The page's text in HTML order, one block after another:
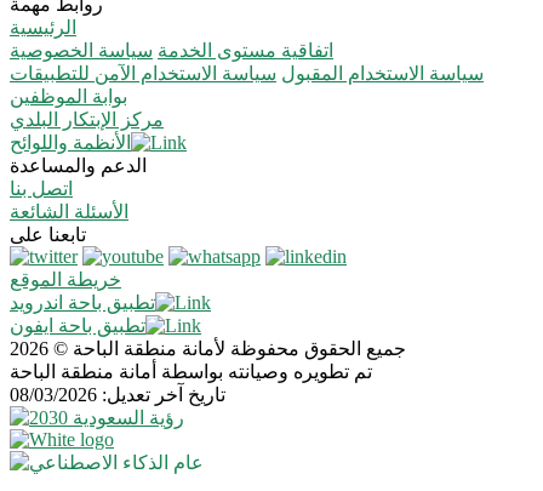
روابط مهمة
الرئيسية
سياسة الخصوصية اتفاقية مستوى الخدمة
سياسة الاستخدام الآمن للتطبيقات سياسة الاستخدام المقبول
بوابة الموظفين
مركز الإبتكار البلدي
الأنظمة واللوائح
الدعم والمساعدة
اتصل بنا
الأسئلة الشائعة
تابعنا على
خريطة الموقع
تطبيق باحة اندرويد
تطبيق باحة ايفون
جميع الحقوق محفوظة لأمانة منطقة الباحة © 2026
تم تطويره وصيانته بواسطة أمانة منطقة الباحة
تاريخ آخر تعديل: 08/03/2026